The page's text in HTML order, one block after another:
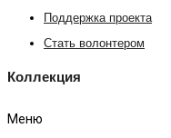
Поддержка проекта
Стать волонтером
Коллекция
Меню